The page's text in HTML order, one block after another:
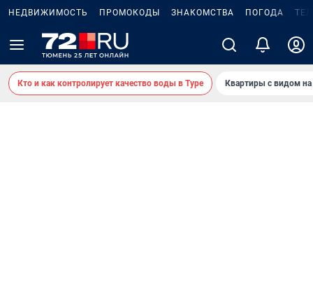
НЕДВИЖИМОСТЬ ПРОМОКОДЫ ЗНАКОМСТВА ПОГОДА
Кто и как контролирует качество воды в Туре Квартиры с видом на